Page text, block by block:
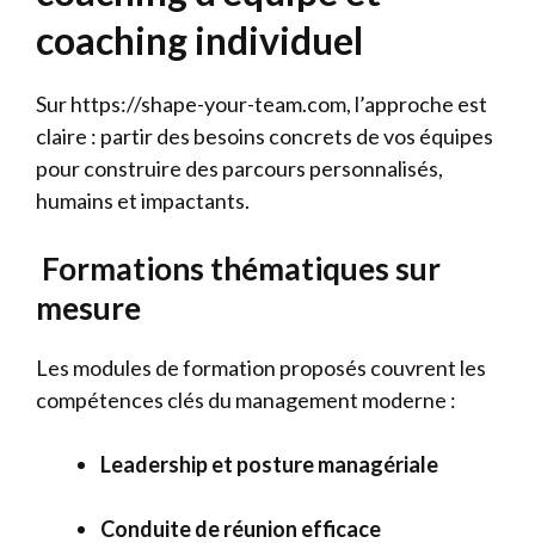
coaching individuel
Sur https://shape-your-team.com, l’approche est
claire : partir des besoins concrets de vos équipes
pour construire des parcours personnalisés,
humains et impactants.
Formations thématiques sur
mesure
Les modules de formation proposés couvrent les
compétences clés du management moderne :
Leadership et posture managériale
Conduite de réunion efficace